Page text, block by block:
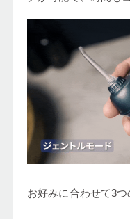
お好みに合わせて3